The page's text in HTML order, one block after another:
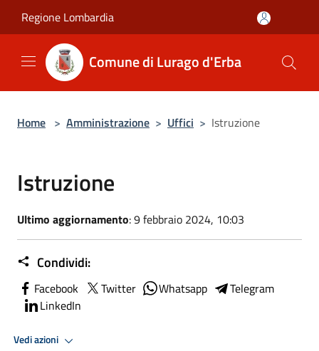
Regione Lombardia
Comune di Lurago d'Erba
Home > Amministrazione > Uffici > Istruzione
Istruzione
Ultimo aggiornamento: 9 febbraio 2024, 10:03
Condividi:
Facebook Twitter Whatsapp
Telegram
LinkedIn
Vedi azioni